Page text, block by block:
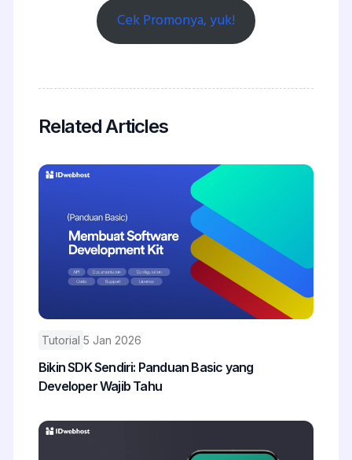
Cek Promonya, yuk!
Related Articles
Tutorial 5 Jan 2026
Bikin SDK Sendiri: Panduan Basic yang
Developer Wajib Tahu